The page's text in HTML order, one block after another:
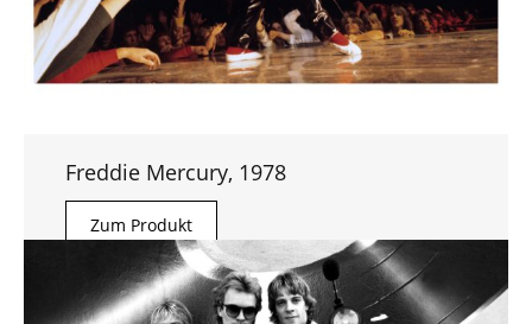
Freddie Mercury, 1978
Zum Produkt